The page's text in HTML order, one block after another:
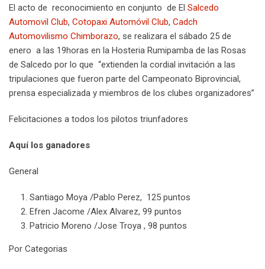
El acto de reconocimiento en conjunto de El Salcedo
Automovil Club, Cotopaxi Automóvil Club, Cadch
Automovilismo Chimborazo, se realizara el sábado 25 de
enero a las 19horas en la Hosteria Rumipamba de las Rosas
de Salcedo por lo que “extienden la cordial invitación a las
tripulaciones que fueron parte del Campeonato Biprovincial,
prensa especializada y miembros de los clubes organizadores”
Felicitaciones a todos los pilotos triunfadores
Aquí los ganadores
General
Santiago Moya /Pablo Perez, 125 puntos
Efren Jacome /Alex Alvarez, 99 puntos
Patricio Moreno /Jose Troya , 98 puntos
Por Categorias